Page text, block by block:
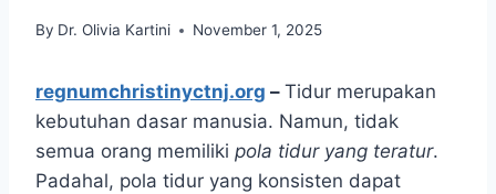
By Dr. Olivia Kartini November 1, 2025
regnumchristinyctnj.org – Tidur merupakan
kebutuhan dasar manusia. Namun, tidak
semua orang memiliki pola tidur yang teratur.
Padahal, pola tidur yang konsisten dapat